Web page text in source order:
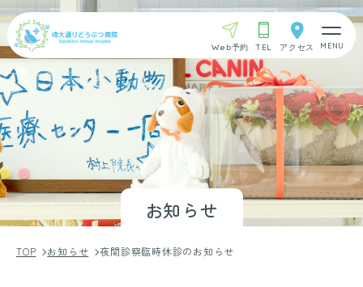
Web予約 TEL アクセス
お知らせ
TOP お知らせ 夜間診察臨時休診のお知らせ